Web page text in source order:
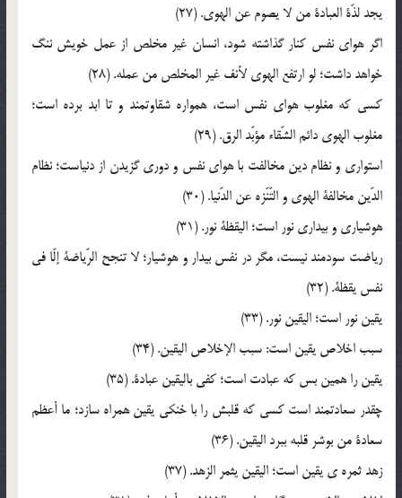
يجد لذّة العبادة من لا يصوم عن الهوي. (27)
اگر هواي نفس کنار گذاشته شود، انسان غير مخلص از عمل خويش ننگ
خواهد داشت؛ لو ارتفع الهوي لأنف غير المخلص من عمله. (28)
کسي که مغلوب هواي نفس است، همواره شقاوتمند و تا ابد برده است؛
مغلوب الهوي دائم الشّقاء مؤبّد الرق. (29)
استواري و نظام دين مخالفت با هواي نفس و دوري گزيدن از دنياست؛ نظام
الدّين مخالفة الهوي و التّنّزه عن الدّنيا. (30)
هوشياري و بيداري نور است؛ اليقظة نور. (31)
رياضت سودمند نيست، مگر در نفس بيدار و هوشيار؛ لا تنجح الرّياضة إلّا في
نفس يقظة. (32)
يقين نور است؛ اليقين نور. (33)
سبب اخلاص يقين است: سبب الإخلاص اليقين. (34)
يقين را همين بس که عبادت است؛ کفي باليقين عبادة. (35)
چقدر سعادتمند است کسي که قلبش را با خنکي يقين همراه سازد؛ ما أعظم
سعادة من بوشر قلبه ببرد اليقين. (36)
زهد ثمره ي يقين است؛ اليقين يثمر الزهد. (37)